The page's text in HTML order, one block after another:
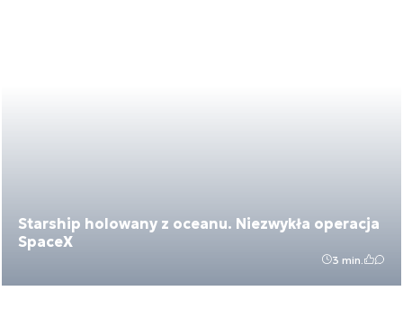
Starship holowany z oceanu. Niezwykła operacja
SpaceX
3 min.